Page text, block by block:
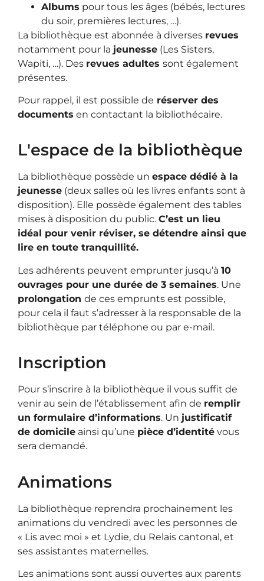
Albums pour tous les âges (bébés, lectures
du soir, premières lectures, …).
La bibliothèque est abonnée à diverses revues
notamment pour la jeunesse (Les Sisters,
Wapiti, …). Des revues adultes sont également
présentes.
Pour rappel, il est possible de réserver des
documents en contactant la bibliothécaire.
L'espace de la bibliothèque
La bibliothèque possède un espace dédié à la
jeunesse (deux salles où les livres enfants sont à
disposition). Elle possède également des tables
mises à disposition du public. C’est un lieu
idéal pour venir réviser, se détendre ainsi que
lire en toute tranquillité.
Les adhérents peuvent emprunter jusqu’à 10
ouvrages pour une durée de 3 semaines. Une
prolongation de ces emprunts est possible,
pour cela il faut s’adresser à la responsable de la
bibliothèque par téléphone ou par e-mail.
Inscription
Pour s’inscrire à la bibliothèque il vous suffit de
venir au sein de l’établissement afin de remplir
un formulaire d’informations. Un justificatif
de domicile ainsi qu’une pièce d’identité vous
sera demandé.
Animations
La bibliothèque reprendra prochainement les
animations du vendredi avec les personnes de
« Lis avec moi » et Lydie, du Relais cantonal, et
ses assistantes maternelles.
Les animations sont aussi ouvertes aux parents